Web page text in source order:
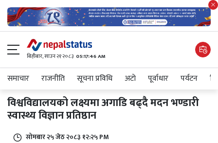
बिहीबार, साउन २१ २०८३ 05:17:46 AM
समाचार राजनीति सूचना प्रविधि अटाे पूर्वाधार पर्यटन
विश्वविद्यालयको लक्ष्यमा अगाडि बढ्दै मदन भण्डारी
स्वास्थ्य विज्ञान प्रतिष्ठान
सोमबार २५ जेठ २०८३ १२:२५ PM